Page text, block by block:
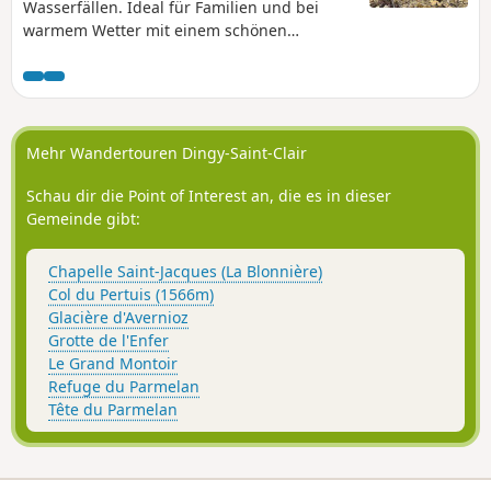
Wasserfällen. Ideal für Familien und bei
warmem Wetter mit einem schönen
Mehr Wandertouren Dingy-Saint-Clair
Schau dir die Point of Interest an, die es in dieser
Gemeinde gibt:
Chapelle Saint-Jacques (La Blonnière)
Col du Pertuis (1566m)
Glacière d'Avernioz
Grotte de l'Enfer
Le Grand Montoir
Refuge du Parmelan
Tête du Parmelan